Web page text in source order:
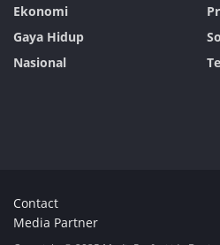
Ekonomi
Gaya Hidup
Nasional
Contact
Media Partner